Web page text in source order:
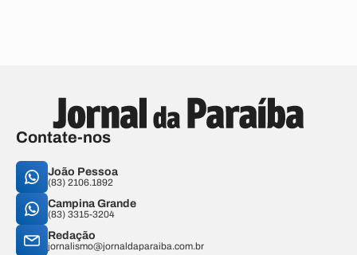
Contate-nos
João Pessoa
(83) 2106.1892
Campina Grande
(83) 3315-3204
Redação
jornalismo@jornaldaparaiba.com.br